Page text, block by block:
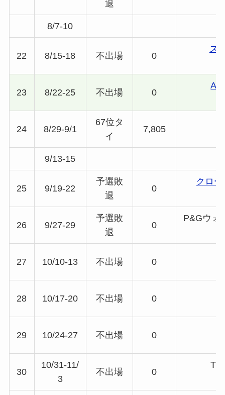
退
8/7-10
22 8/15-18 不出場 0
ス
23 8/22-25 不出場 0
24 8/29-9/1
67位タ
イ
7,805
9/13-15
25 9/19-22
予選敗
退
0
クロ
26 9/27-29
予選敗
退
0
P&Gウォ
27 10/10-13 不出場 0
28 10/17-20 不出場 0
29 10/24-27 不出場 0
30
10/31-11/
3
不出場 0